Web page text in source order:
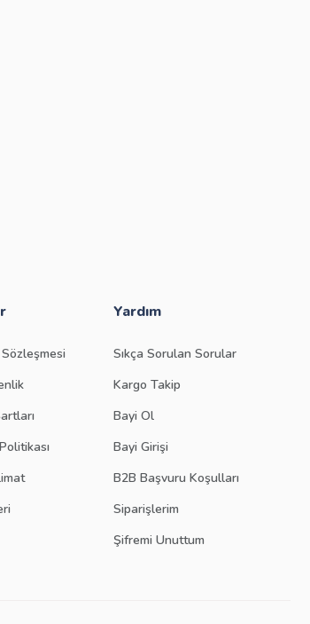
Yardım
Sıkça Sorulan Sorular
Kargo Takip
Bayi Ol
Bayi Girişi
B2B Başvuru Koşulları
Siparişlerim
Şifremi Unuttum